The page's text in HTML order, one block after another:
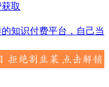
取
知识付费平台，自己当